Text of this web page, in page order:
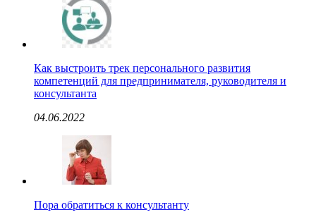
Как выстроить трек персонального развития
компетенций для предпринимателя, руководителя и
консультанта
04.06.2022
Пора обратиться к консультанту